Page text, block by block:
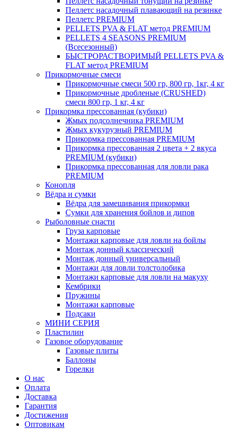
Пеллетс насадочный плавающий на резинке
Пеллетс PREMIUM
PELLETS PVA & FLAT метод PREMIUM
PELLETS 4 SEASONS PREMIUM
(Всесезонный)
БЫСТРОРАСТВОРИМЫЙ PELLETS PVA &
FLAT метод PREMIUM
Прикормочные смеси
Прикормочные смеси 500 гр, 800 гр, 1кг, 4 кг
Прикормочные дробленые (CRUSHED)
смеси 800 гр, 1 кг, 4 кг
Прикормка прессованная (кубики)
Жмых подсолнечника PREMIUM
Жмых кукурузный PREMIUM
Прикормка прессованная PREMIUM
Прикормка прессованная 2 цвета + 2 вкуса
PREMIUM (кубики)
Прикормка прессованная для ловли рака
PREMIUM
Конопля
Вёдра и сумки
Вёдра для замешивания прикормки
Сумки для хранения бойлов и дипов
Рыболовные снасти
Груза карповые
Монтажи карповые для ловли на бойлы
Монтаж донный классический
Монтаж донный универсальный
Монтажи для ловли толстолобика
Монтажи карповые для ловли на макуху
Кембрики
Пружины
Монтажи карповые
Подсаки
МИНИ СЕРИЯ
Пластилин
Газовое оборудование
Газовые плиты
Баллоны
Горелки
О нас
Оплата
Доставка
Гарантия
Достижения
Оптовикам